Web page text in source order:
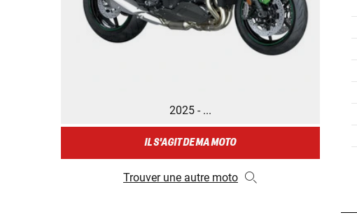
2025 - ...
IL S'AGIT DE MA MOTO
Trouver une autre moto